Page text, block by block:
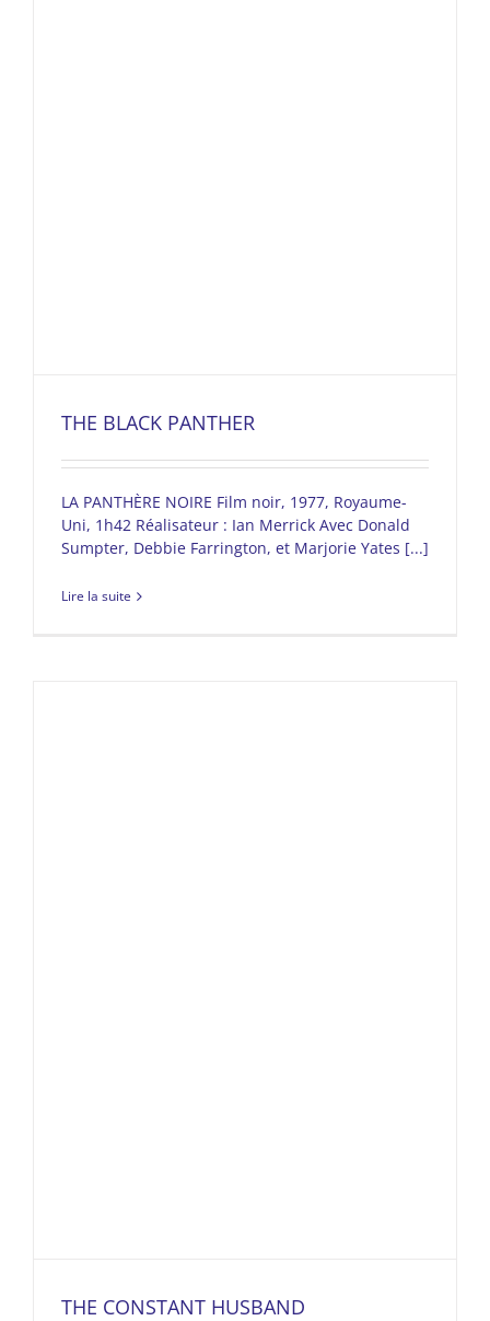
THE BLACK PANTHER
LA PANTHÈRE NOIRE Film noir, 1977, Royaume-
Uni, 1h42 Réalisateur : Ian Merrick Avec Donald
Sumpter, Debbie Farrington, et Marjorie Yates [...]
Lire la suite
THE CONSTANT HUSBAND